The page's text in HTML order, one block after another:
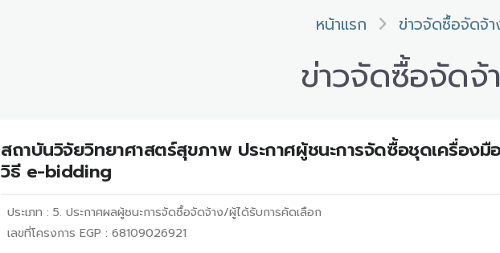
หน้าแรก ข่าวจัดซื้อจัดจ้า
ข่าวจัดซื้อจัดจ้
สถาบันวิจัยวิทยาศาสตร์สุขภาพ ประกาศผู้ชนะการจัดซื้อชุดเครื่องมื
วิธี e-bidding
ประเภท : 5. ประกาศผลผู้ชนะการจัดซื้อจัดจ้าง/ผู้ได้รับการคัดเลือก
เลขที่โครงการ EGP : 68109026921